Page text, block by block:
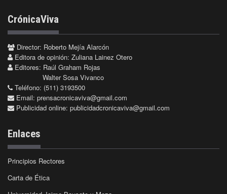
CrónicaViva
Director: Roberto Mejía Alarcón
Editora de opinión: Zuliana Lainez Otero
Editores: Raúl Graham Rojas
Walter Sosa Vivanco
Teléfono: (511) 3193500
Email: prensacronicaviva@gmail.com
Publicidad online: publicidadcronicaviva@gmail.com
Enlaces
Principios Rectores
Carta de Ética